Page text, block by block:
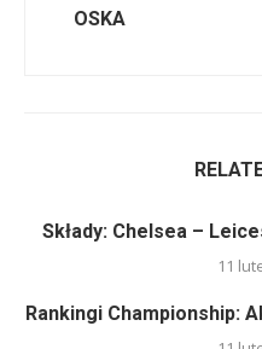
OSKA
Składy: Chelsea –
11
Rankingi Championship: